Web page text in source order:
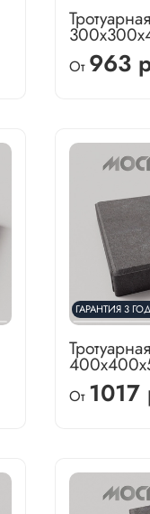
От 963
ГАРАНТИЯ 3
От 1017